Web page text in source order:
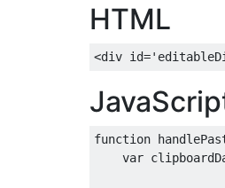
HTML
<div id=
function
var